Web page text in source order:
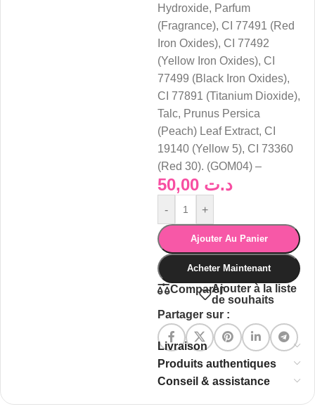
Hydroxide, Parfum
(Fragrance), CI 77491 (Red
Iron Oxides), CI 77492
(Yellow Iron Oxides), CI
77499 (Black Iron Oxides),
CI 77891 (Titanium Dioxide),
Talc, Prunus Persica
(Peach) Leaf Extract, CI
19140 (Yellow 5), CI 73360
(Red 30). (GOM04) –
د.ت
- +
Ajouter Au Panier
Acheter Maintenant
ComparerAjouter à la liste
de souhaits
Partager sur :
Livraison
Produits authentiques
Conseil & assistance